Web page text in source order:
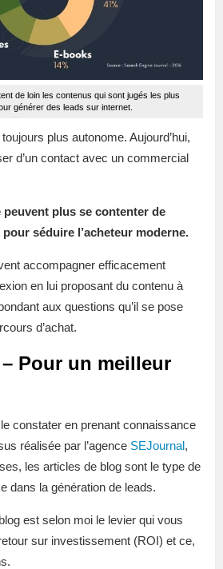
de loin les contenus qui sont jugés les plus
générer des leads sur internet.
plus autonome. Aujourd’hui,
d’un contact avec un commercial
peuvent plus se contenter de
séduire l’acheteur moderne.
accompagner efficacement
en lui proposant du contenu à
aux questions qu’il se pose
d’achat.
– Pour un meilleur
constater en prenant connaissance
réalisée par l’agence SEJournal,
les articles de blog sont le type de
dans la génération de leads.
est selon moi le levier qui vous
sur investissement (ROI) et ce,